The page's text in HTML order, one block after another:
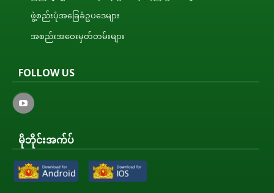
ဖွဲ့စည်းပုံအခြေခံဥပဒေများ
အစည်းအဝေးမှတ်တမ်းများ
FOLLOW US
မိုဘိုင်းအက်ပ်